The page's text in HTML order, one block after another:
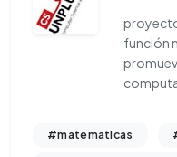
proyecto
función
#matematicas